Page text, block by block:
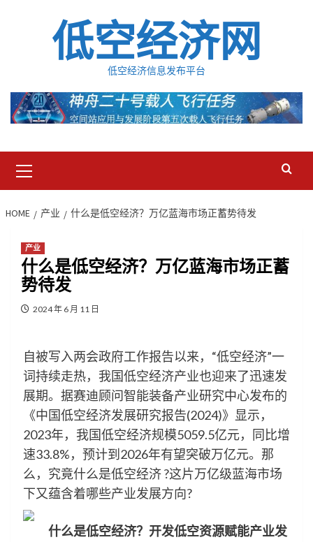
低空经济网
低空经济信息发布平台
Menu
HOME 产业 什么是低空经济？万亿蓝海市场正蓄势待发
产业
什么是低空经济？万亿蓝海市场正蓄
势待发
2024 年 6 月 11 日
自被写入两会政府工作报告以来，“低空经济”一
词持续走热，我国低空经济产业也迎来了迅速发
展期。据赛迪顾问智能装备产业研究中心发布的
《中国低空经济发展研究报告(2024)》显示，
2023年，我国低空经济规模5059.5亿元，同比增
速33.8%，预计到2026年有望突破万亿元。那
么，究竟什么是低空经济 ?这片万亿级蓝海市场
下又蕴含着哪些产业发展方向?
什么是低空经济？开发低空资源赋能产业发